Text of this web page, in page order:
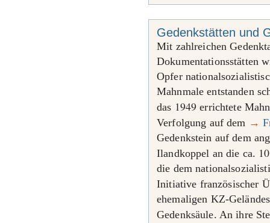
Gedenkstätten und
Mit zahlreichen
Dokumentationsstätten
Opfer
Mahnmale entstanden
das 1949 errichtete
Verfolgung auf dem →
Gedenkstein auf dem
Ilandkoppel an die ca. 10
die dem
Initiative französischer
ehemaligen KZ-
Gedenksäule. An ihre